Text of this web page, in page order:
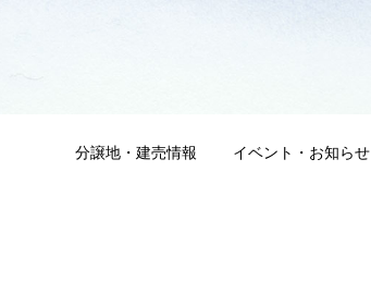
分譲地・建売情報 イベント・お知らせ